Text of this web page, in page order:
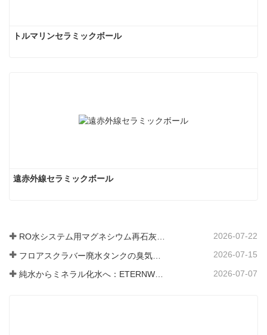
トルマリンセラミックボール
遠赤外線セラミックボール
RO水システム用マグネシウム再石灰化フィルター媒体 2026-07-22
2026-07-15
2026-07-07